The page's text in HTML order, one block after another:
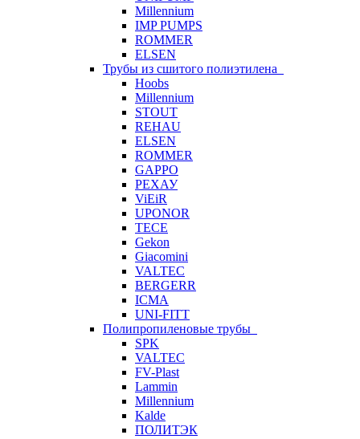
Millennium
IMP PUMPS
ROMMER
ELSEN
Трубы из сшитого полиэтилена
Hoobs
Millennium
STOUT
REHAU
ELSEN
ROMMER
GAPPO
РЕХАУ
ViEiR
UPONOR
TECE
Gekon
Giacomini
VALTEC
BERGERR
ICMA
UNI-FITT
Полипропиленовые трубы
SPK
VALTEC
FV-Plast
Lammin
Millennium
Kalde
ПОЛИТЭК